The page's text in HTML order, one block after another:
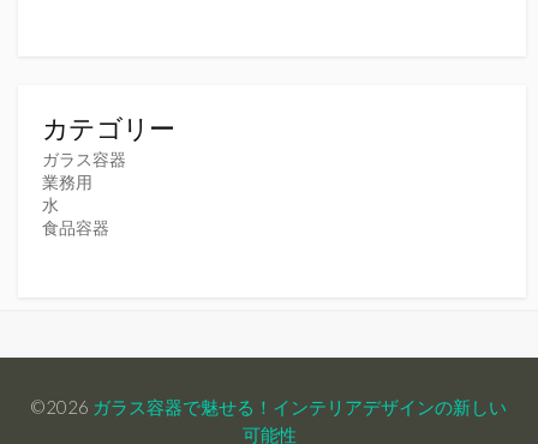
カテゴリー
ガラス容器
業務用
水
食品容器
©2026 ガラス容器で魅せる！インテリアデザインの新しい
可能性